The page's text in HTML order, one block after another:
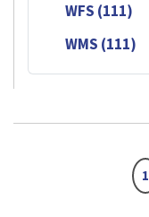
WFS (111)
WMS (111)
1